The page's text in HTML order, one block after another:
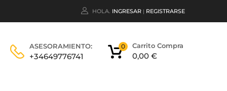
HOLA. INGRESAR | REGISTRARSE
ASESORAMIENTO:
+34649776741
Carrito Compra
0,00 €
0